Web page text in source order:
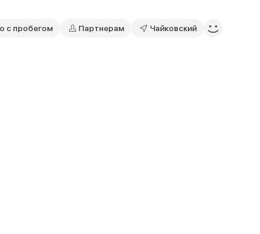
с пробегом Партнерам Чайковский